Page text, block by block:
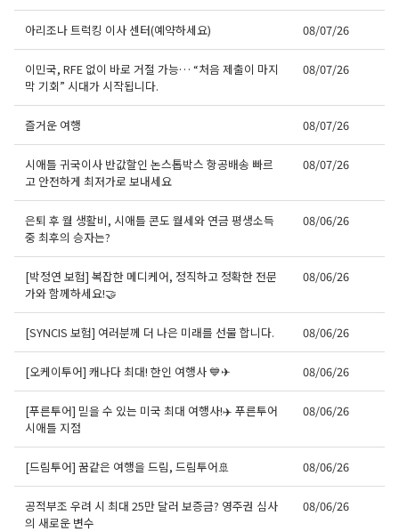
아리조나 트럭킹 이사 센터(예약하세요) 08/07/26
이민국, RFE 없이 바로 거절 가능… “처음 제출이 마지
막 기회” 시대가 시작됩니다.
08/07/26
즐거운 여행 08/07/26
시애틀 귀국이사 반값할인 논스톱박스 항공배송 빠르
고 안전하게 최저가로 보내세요
08/07/26
은퇴 후 월 생활비, 시애틀 콘도 월세와 연금 평생소득
중 최후의 승자는?
08/06/26
[박정연 보험] 복잡한 메디케어, 정직하고 정확한 전문
가와 함께하세요!🤝
08/06/26
[SYNCIS 보험] 여러분께 더 나은 미래를 선물 합니다. 08/06/26
[오케이투어] 캐나다 최대! 한인 여행사 💙✈ 08/06/26
[푸른투어] 믿을 수 있는 미국 최대 여행사!✈️ 푸른투어
시애틀 지점
08/06/26
[드림투어] 꿈같은 여행을 드림, 드림투어🚢 08/06/26
공적부조 우려 시 최대 25만 달러 보증금? 영주권 심사
의 새로운 변수
08/06/26